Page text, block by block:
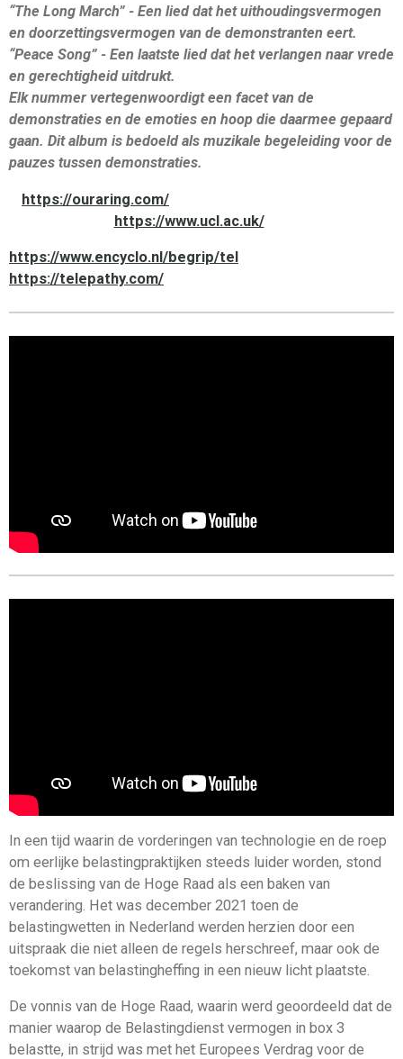
“The Long March” - Een lied dat het uithoudingsvermogen
en doorzettingsvermogen van de demonstranten eert.
“Peace Song” - Een laatste lied dat het verlangen naar vrede
en gerechtigheid uitdrukt.
Elk nummer vertegenwoordigt een facet van de
demonstraties en de emoties en hoop die daarmee gepaard
gaan. Dit album is bedoeld als muzikale begeleiding voor de
pauzes tussen demonstraties.
https://ouraring.com/
https://www.ucl.ac.uk/
https://www.encyclo.nl/begrip/tel
https://telepathy.com/
In een tijd waarin de vorderingen van technologie en de roep
om eerlijke belastingpraktijken steeds luider worden, stond
de beslissing van de Hoge Raad als een baken van
verandering. Het was december 2021 toen de
belastingwetten in Nederland werden herzien door een
uitspraak die niet alleen de regels herschreef, maar ook de
toekomst van belastingheffing in een nieuw licht plaatste.
De vonnis van de Hoge Raad, waarin werd geoordeeld dat de
manier waarop de Belastingdienst vermogen in box 3
belastte, in strijd was met het Europees Verdrag voor de